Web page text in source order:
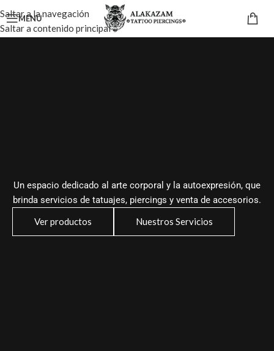
Saltar a la navegación
Saltar a contenido principal
MENÚ
Un espacio dedicado al arte corporal y la autoexpresión, que
brinda servicios de tatuajes, piercings y venta de accesorios.
Ver productos
Nuestros Servicios